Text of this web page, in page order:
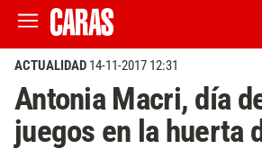
ACTUALIDAD 14-11-2017 12:31
Antonia Macri, día
juegos en la huerta